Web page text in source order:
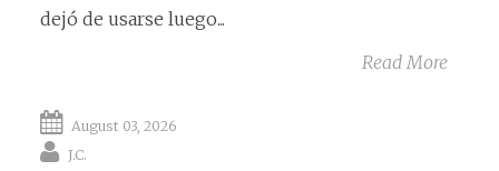
dejó de usarse luego...
Read More
August 03, 2026
J.C.